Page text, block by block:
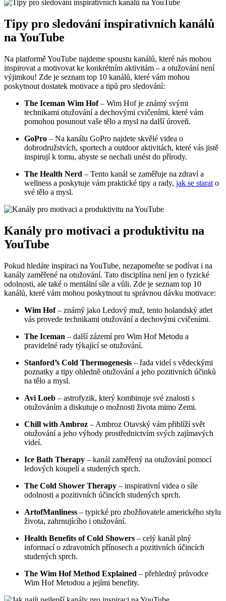
Tipy pro sledování inspirativních kanálů
na YouTube
Na platformě YouTube najdeme spoustu kanálů, které nás mohou
inspirovat a motivovat ke konkrétním aktivitám – a otužování není
výjimkou! Zde je seznam top 10 kanálů, které vám mohou
poskytnout dostatek motivace a tipů pro sledování:
The Iceman Wim Hof– Wim Hof je známý svými
technikami otužování a dechovými cvičeními, které vám
pomohou posunout vaše tělo a mysl na další úroveň.
GoPro – Na kanálu GoPro najdete skvělé videa o
dobrodružstvích, sportech a outdoor aktivitách, které vás jistě
inspirují k tomu, abyste se nechali unést do přírody.
The Health Nerd – Tento kanál se zaměřuje na zdraví a
wellness a poskytuje vám praktické tipy a rady, jak se starat o
své tělo a mysl.
Kanály pro motivaci a produktivitu na
YouTube
Pokud hledáte inspiraci na YouTube, nezapomeňte se podívat i na
kanály zaměřené na otužování. Tato disciplína není jen o fyzické
odolnosti, ale také o mentální síle a vůli. Zde je seznam top 10
kanálů, které vám mohou poskytnout tu správnou dávku motivace:
Wim Hof– známý jako Ledový muž, tento holandský atlet
vás provede technikami otužování a dechovými cvičeními.
The Iceman – další zázemí pro Wim Hof Metodu a
pravidelné rady týkající se otužování.
Stanford’s Cold Thermogenesis – řada videí s vědeckými
poznatky a tipy ohledně otužování a jeho pozitivních účinků
na tělo a mysl.
Avi Loeb – astrofyzik, který kombinuje své znalosti s
otužováním a diskutuje o možnosti života mimo Zemi.
Chill with Ambroz – Ambroz Otavský vám přiblíží svět
otužování a jeho výhody prostřednictvím svých zajímavých
videí.
Ice Bath Therapy – kanál zaměřený na otužování pomocí
ledových koupelí a studených sprch.
The Cold Shower Therapy – inspirativní videa o síle
odolnosti a pozitivních účincích studených sprch.
ArtofManliness – typické pro zbožňovatele amerického stylu
života, zahrnujícího i otužování.
Health Benefits of Cold Showers – celý kanál plný
informací o zdravotních přínosech a pozitivních účincích
studených sprch.
The Wim Hof Method Explained – přehledný průvodce
Wim Hof Metodou a jejími benefity.